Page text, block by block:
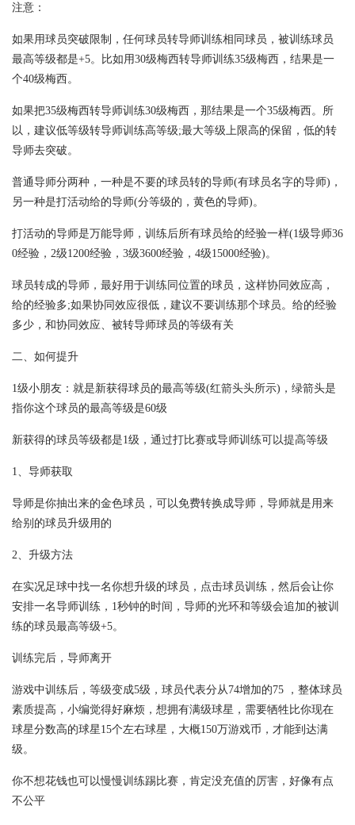
注意：
如果用球员突破限制，任何球员转导师训练相同球员，被训练球员
最高等级都是+5。比如用30级梅西转导师训练35级梅西，结果是一
个40级梅西。
如果把35级梅西转导师训练30级梅西，那结果是一个35级梅西。所
以，建议低等级转导师训练高等级;最大等级上限高的保留，低的转
导师去突破。
普通导师分两种，一种是不要的球员转的导师(有球员名字的导师)，
另一种是打活动给的导师(分等级的，黄色的导师)。
打活动的导师是万能导师，训练后所有球员给的经验一样(1级导师36
0经验，2级1200经验，3级3600经验，4级15000经验)。
球员转成的导师，最好用于训练同位置的球员，这样协同效应高，
给的经验多;如果协同效应很低，建议不要训练那个球员。给的经验
多少，和协同效应、被转导师球员的等级有关
二、如何提升
1级小朋友：就是新获得球员的最高等级(红箭头头所示)，绿箭头是
指你这个球员的最高等级是60级
新获得的球员等级都是1级，通过打比赛或导师训练可以提高等级
1、导师获取
导师是你抽出来的金色球员，可以免费转换成导师，导师就是用来
给别的球员升级用的
2、升级方法
在实况足球中找一名你想升级的球员，点击球员训练，然后会让你
安排一名导师训练，1秒钟的时间，导师的光环和等级会追加的被训
练的球员最高等级+5。
训练完后，导师离开
游戏中训练后，等级变成5级，球员代表分从74增加的75 ，整体球员
素质提高，小编觉得好麻烦，想拥有满级球星，需要牺牲比你现在
球星分数高的球星15个左右球星，大概150万游戏币，才能到达满
级。
你不想花钱也可以慢慢训练踢比赛，肯定没充值的厉害，好像有点
不公平